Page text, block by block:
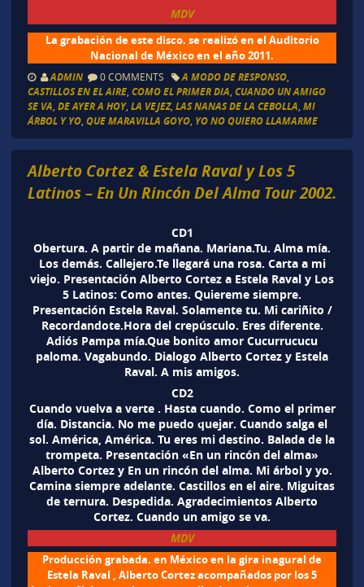
MDV
La grabación de este disco. se realizó en el Auditorio
Nacional de México en el año 2011.
ADMIN 0 COMMENTS A MODO DE RESPONSO,
CASTILLOS EN EL AIRE, COMO EL PRIMER DIA CUANDO UN AMIGO
SE VA DE AYER A HOY, LA VEJEZ, LAS NANAS DE LA CEBOLLA MI
ÁRBOL Y YO, QUE MARAVILLA GOYO, YO NO QUIERO LLAMARME
Alberto Cortez & Estela Raval y Los 5
Latinos – En Un Rincón Del Alma Tour 2002.
CD1
Obertura. A partir de mañana. Mariana.Tu. Alma mía.
Los demás. Callejero.Te llegará una rosa. Carta a mi
viejo. Presentación Alberto Cortez a Estela Raval y Los
5 Latinos: Como antes. Quiereme siempre.
Presentación Estela Raval. Solamente tu. Mi cariñito /
Recordandote.Hora del crepúsculo. Eres diferente.
Adiós Pampa mía.Que bonito amor Cucurrucucu
paloma. Vagabundo. Dialogo Alberto Cortez y Estela
Raval. A mis amigos.
CD2
Cuando vuelva a verte . Hasta cuando. Como el primer
día. Distancia. No me puedo quejar. Cuando salga el
sol. América, América. Tu eres mi destino. Balada de la
trompeta. Presentación «En un rincón del alma»
Alberto Cortez y En un rincón del alma. Mi árbol y yo.
Camina siempre adelante. Castillos en el aire. Miguitas
de ternura. Despedida. Agradecimientos Alberto
Cortez. Cuando un amigo se va.
MDV
Producción grabada. en México en la gira inagural de
Estela Raval , Alberto Cortez acompañados por los 5